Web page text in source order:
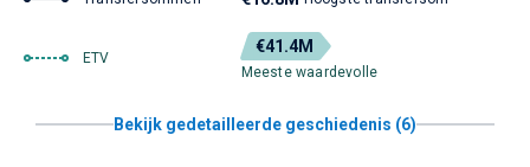
ETV
€41.4M
Meeste waardevolle
Bekijk gedetailleerde geschiedenis (6)